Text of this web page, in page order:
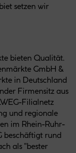
setzen wir
bieten Qualität.
GmbH &
in Deutschland
Firmensitz aus
Filialnetz
und regionale
im Rhein-Ruhr-
beschäftigt rund
als "bester